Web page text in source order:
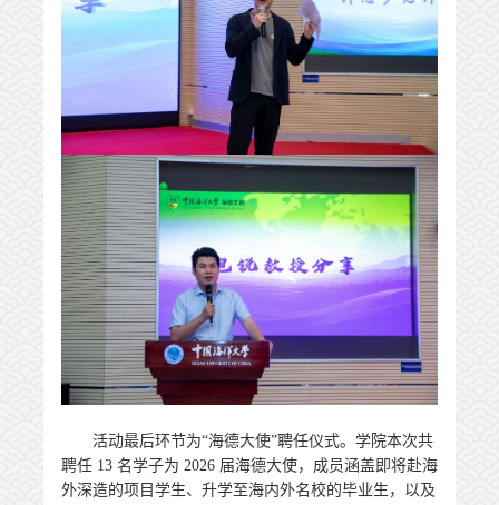
活动最后环节为“海德大使”聘任仪式。学院本次共
聘任 13 名学子为 2026 届海德大使，成员涵盖即将赴海
外深造的项目学生、升学至海内外名校的毕业生，以及